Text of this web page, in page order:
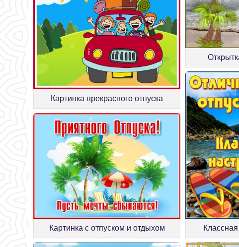
Картинка прекрасного отпуска
Картинка с отпуском и отдыхом